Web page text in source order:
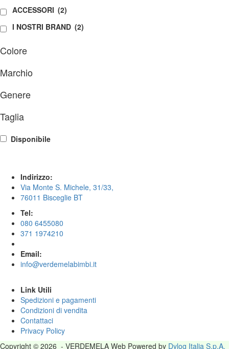
ACCESSORI (2)
I NOSTRI BRAND (2)
Colore
Marchio
Genere
Taglia
Disponibile
Indirizzo:
Via Monte S. Michele, 31/33,
76011 Bisceglie BT
Tel:
080 6455080
371 1974210
Email:
info@verdemelabimbi.it
Link Utili
Spedizioni e pagamenti
Condizioni di vendita
Contattaci
Privacy Policy
Copyright © 2026 - VERDEMELA Web Powered by Dylog Italia S.p.A.